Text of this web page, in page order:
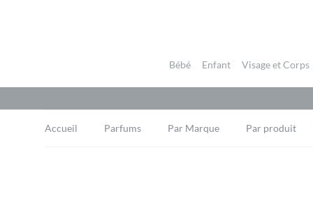
Bébé Enfant Visage et Corps
Accueil Parfums Par Marque Par produit